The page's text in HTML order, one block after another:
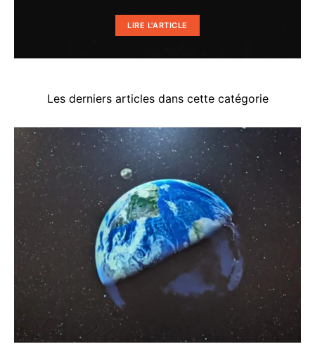
LIRE L'ARTICLE
Les derniers articles dans cette catégorie